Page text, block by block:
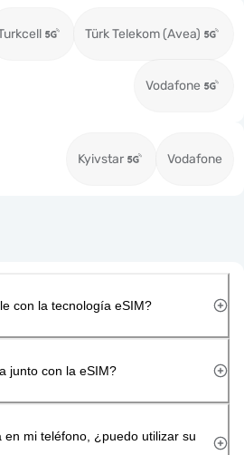
Türk Telekom (Avea)
Vodafone
Kyivstar Vodafone
con la tecnología eSIM?
junto con la eSIM?
en mi teléfono, ¿puedo utilizar su